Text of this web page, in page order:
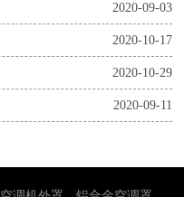
2020-09-03
2020-10-17
2020-10-29
2020-09-11